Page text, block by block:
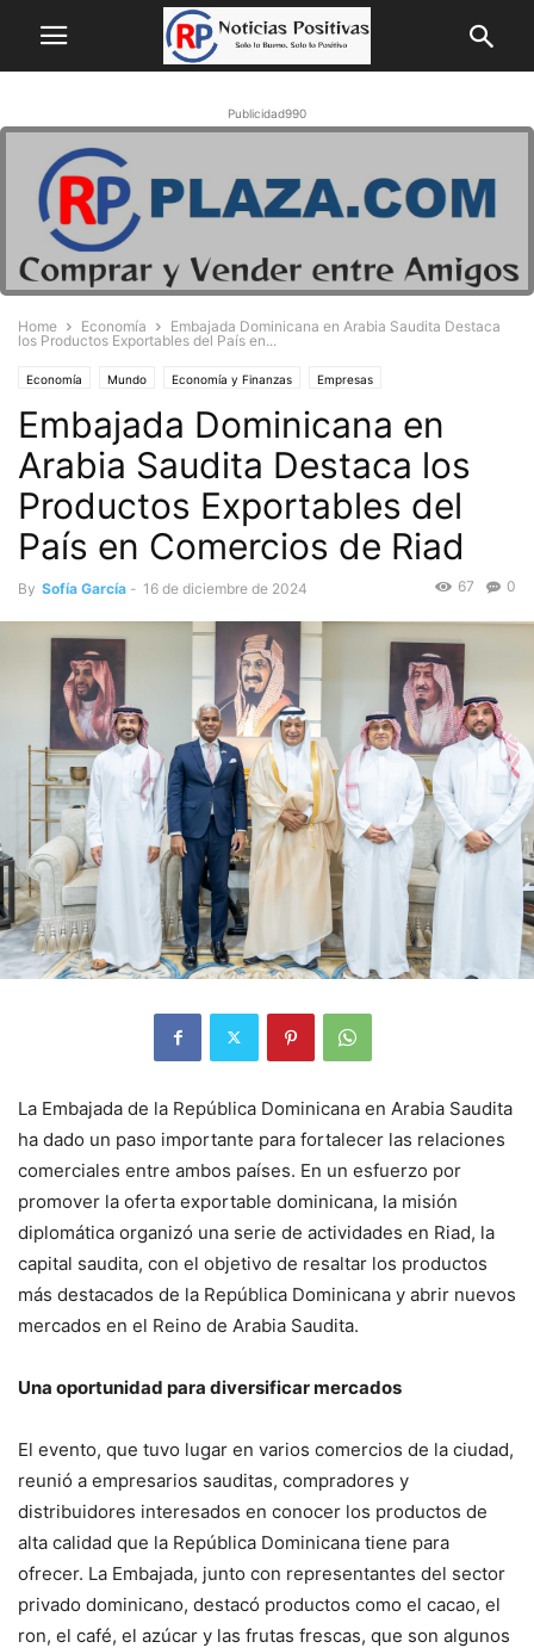
Publicidad990
Home Economía
Embajada Dominicana en Arabia Saudita Destaca
los Productos Exportables del País en...
Economía Mundo Economía y Finanzas Empresas
Política - Gobierno
Embajada Dominicana en
Arabia Saudita Destaca los
Productos Exportables del
País en Comercios de Riad
By Sofía García - 16 de diciembre de 2024 0
67
La Embajada de la República Dominicana en Arabia Saudita
ha dado un paso importante para fortalecer las relaciones
comerciales entre ambos países. En un esfuerzo por
promover la oferta exportable dominicana, la misión
diplomática organizó una serie de actividades en Riad, la
capital saudita, con el objetivo de resaltar los productos
más destacados de la República Dominicana y abrir nuevos
mercados en el Reino de Arabia Saudita.
Una oportunidad para diversificar mercados
El evento, que tuvo lugar en varios comercios de la ciudad,
reunió a empresarios sauditas, compradores y
distribuidores interesados en conocer los productos de
alta calidad que la República Dominicana tiene para
ofrecer. La Embajada, junto con representantes del sector
privado dominicano, destacó productos como el cacao, el
ron, el café, el azúcar y las frutas frescas, que son algunos